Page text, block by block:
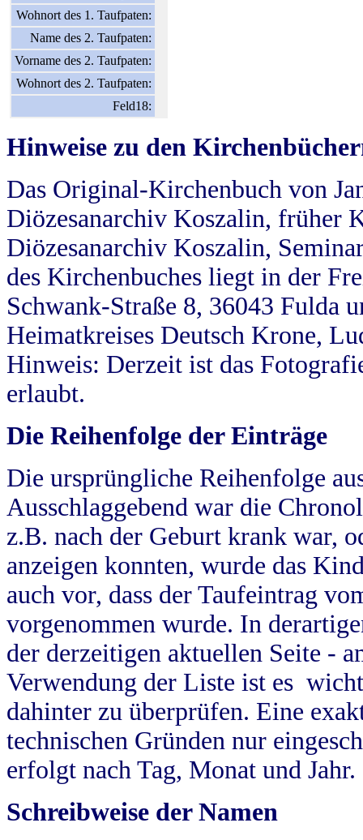
Wohnort des 1. Taufpaten:
Name des 2. Taufpaten:
Vorname des 2. Taufpaten:
Wohnort des 2. Taufpaten:
Feld18:
Hinweise zu den
Das Original-Kirchenbuch von
Diözesanarchiv Koszalin, früher
Diözesanarchiv Koszalin,
des Kirchenbuches liegt in der
Schwank-Straße 8, 36043 Fulda
Heimatkreises Deutsch Krone,
Hinweis: Derzeit ist das
erlaubt.
Die Reihenfolge der Einträge
Die ursprüngliche Reihenfolge
Ausschlaggebend war die
z.B. nach der Geburt krank war,
anzeigen konnten, wurde das
auch vor, dass der Taufeintrag
vorgenommen wurde. In
der derzeitigen aktuellen Seite -
Verwendung der Liste ist es
dahinter zu überprüfen. Eine
technischen Gründen nur
erfolgt nach Tag, Monat und Jahr.
Schreibweise der Namen